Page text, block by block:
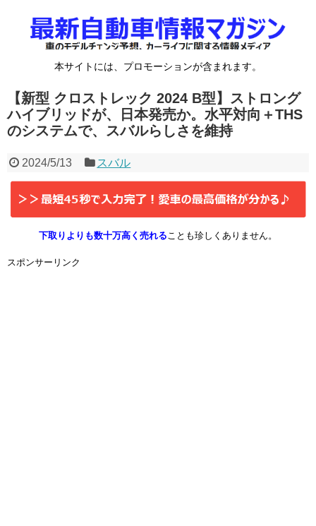
本サイトには、プロモーションが含まれます。
【新型 クロストレック 2024 B型】ストロング
ハイブリッドが、日本発売か。水平対向＋THS
のシステムで、スバルらしさを維持
2024/5/13 スバル
下取りよりも数十万高く売れることも珍しくありません。
スポンサーリンク